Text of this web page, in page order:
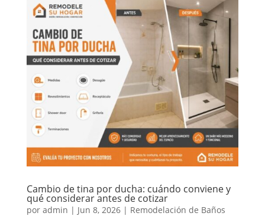
Cambio de tina por ducha: cuándo conviene y
qué considerar antes de cotizar
por admin | Jun 8, 2026| Remodelación de Baños